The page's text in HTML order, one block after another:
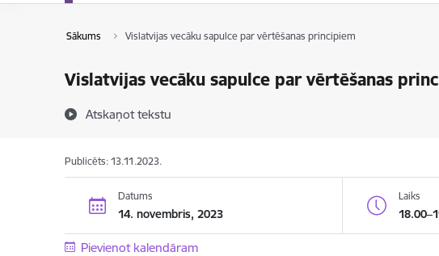
Sākums Vislatvijas vecāku sapulce par vērtēšanas principiem
Vislatvijas vecāku sapulce par vērtēšanas
Atskaņot tekstu
Publicēts: 13.11.2023.
Datums
14. novembris, 2023
Laiks
Pievienot kalendāram